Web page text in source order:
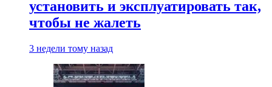
установить и эксплуатировать так,
чтобы не жалеть
3 недели тому назад